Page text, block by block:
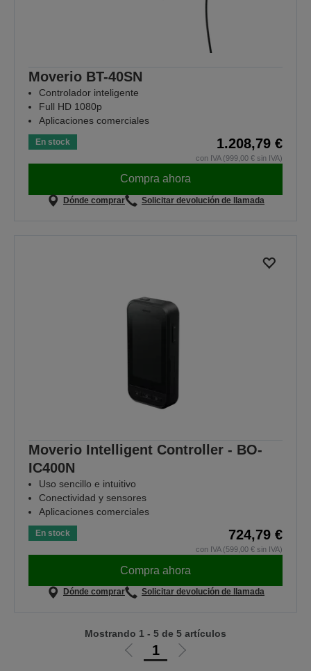
Moverio BT-40SN
Controlador inteligente
Full HD 1080p
Aplicaciones comerciales
En stock 1.208,79 €
con IVA (999,00 € sin IVA)
Compra ahora
Dónde comprar Solicitar devolución de llamada
Moverio Intelligent Controller - BO-
IC400N
Uso sencillo e intuitivo
Conectividad y sensores
Aplicaciones comerciales
En stock 724,79 €
con IVA (599,00 € sin IVA)
Compra ahora
Dónde comprar Solicitar devolución de llamada
Ir
1
Ir
Mostrando 1 - 5 de 5 artículos